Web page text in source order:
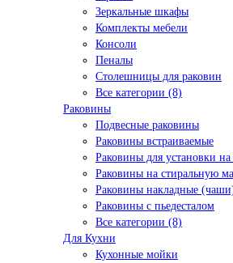
Зеркальные шкафы
Комплекты мебели
Консоли
Пеналы
Столешницы для раковин
Все категории (8)
Раковины
Подвесные раковины
Раковины встраиваемые
Раковины для установки на
Раковины на стиральную
Раковины накладные
Раковины с пьедесталом
Все категории (8)
Для Кухни
Кухонные мойки